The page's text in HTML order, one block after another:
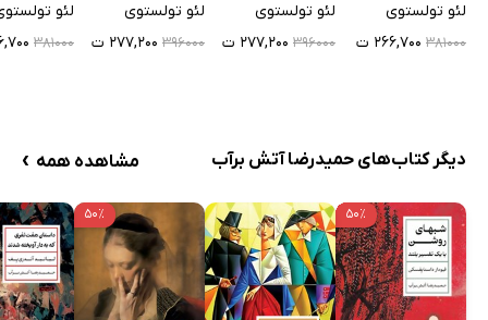
لئو تولستوی
۳۸۱۰۰۰ ۲۶۶,۷۰۰ ت
لئو تولستوی
۳۹۶۰۰۰ ۲۷۷,۲۰۰ ت
لئو تولستوی
۳۹۶۰۰۰ ۲۷۷,۲۰۰ ت
لئو
۳۸۱۰۰۰
دیگر کتاب‌های حمیدرضا آتش برآب مشاهده همه ›
۵۰٪ ۵۰٪